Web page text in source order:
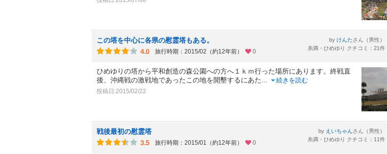
この塔を中心に各県の慰霊塔もある。
4.0
旅行時期：2015/02（約12年前） 0
by けんたさん（男性）
糸満・ひめゆり クチコミ：21件
ひめゆりの塔から平和創造の森公園への方へ１ｋｍ行った場所にあります。終戦直
後、沖縄戦の激戦地であったこの地を開墾するにあた
続きを読む
投稿日:2015/02/22
戦後最初の慰霊塔
3.5
旅行時期：2015/01（約12年前） 0
by えいちゃんさん（男性）
糸満・ひめゆり クチコミ：11件